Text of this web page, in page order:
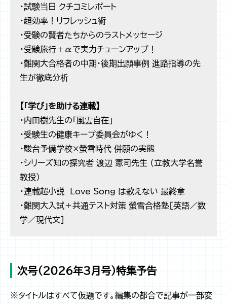
・試験当日 クチコミレポート
・超効率！リフレッシュ術
・受験の賢者たちからのラストメッセージ
・受験旅行＋αで実力チューンアップ！
・難関大合格者の中期・後期出願事例 進路指導の先
生が徹底分析
【「学び」を助ける連載】
・内田樹先生の「風雲自在」
・受験生の健康キープ委員会がゆく！
・駿台予備学校×螢雪時代 併願の実態
・シリーズ知の探究者 渡辺 憲司先生 （立教大学名誉
教授）
・連載超小説 Love Song は歌えない 最終章
・難関大入試＋共通テスト対策 螢雪合格塾［英語／数
学／現代文］
次号（2026年3月号）特集予告
※タイトルはすべて仮題です。編集の都合で記事が一部変